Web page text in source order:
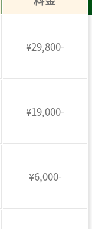
¥29,800-
¥19,000-
¥6,000-